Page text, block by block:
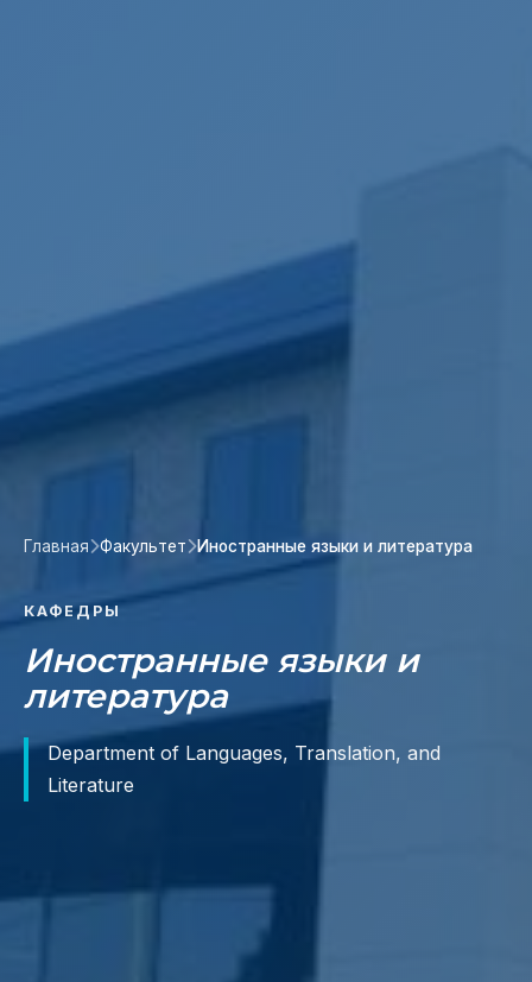
Главная Факультет Иностранные языки и литература
КАФЕДРЫ
Иностранные языки и
литература
Department of Languages, Translation, and
Literature